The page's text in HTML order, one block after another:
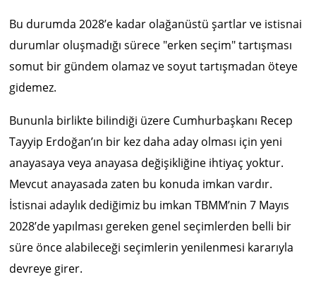
Bu durumda 2028’e kadar olağanüstü şartlar ve istisnai
durumlar oluşmadığı sürece "erken seçim" tartışması
somut bir gündem olamaz ve soyut tartışmadan öteye
gidemez.
Bununla birlikte bilindiği üzere Cumhurbaşkanı Recep
Tayyip Erdoğan’ın bir kez daha aday olması için yeni
anayasaya veya anayasa değişikliğine ihtiyaç yoktur.
Mevcut anayasada zaten bu konuda imkan vardır.
İstisnai adaylık dediğimiz bu imkan TBMM’nin 7 Mayıs
2028’de yapılması gereken genel seçimlerden belli bir
süre önce alabileceği seçimlerin yenilenmesi kararıyla
devreye girer.